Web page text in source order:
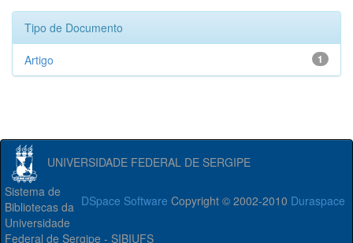
Tipo de Documento
1
Artigo
UNIVERSIDADE FEDERAL DE SERGIPE
DSpace Software Copyright © 2002-2010 Duraspace
Sistema de
Bibliotecas da
Universidade
Federal de Sergipe - SIBIUFS